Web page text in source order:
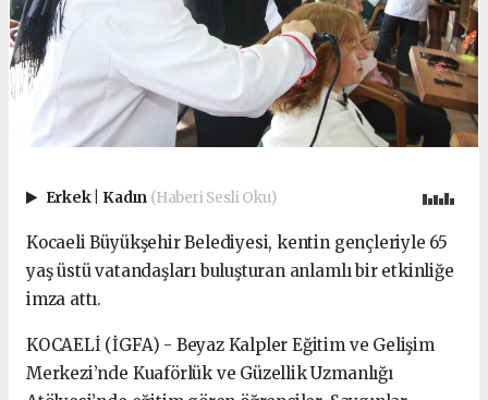
Erkek Kadın (Haberi Sesli Oku)
Kocaeli Büyükşehir Belediyesi, kentin gençleriyle 65
yaş üstü vatandaşları buluşturan anlamlı bir etkinliğe
imza attı.
KOCAELİ (İGFA) - Beyaz Kalpler Eğitim ve Gelişim
Merkezi’nde Kuaförlük ve Güzellik Uzmanlığı